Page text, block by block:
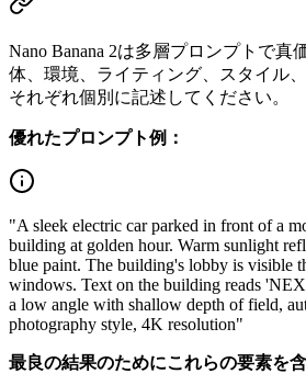
Nano Banana 2は多層プロンプトで真
体、環境、ライティング、スタイル
それぞれ個別に記述してください。
優れたプロンプト例：
"A sleek electric car parked in front of a
building at golden hour. Warm sunlight
blue paint. The building's lobby is visible
windows. Text on the building reads
a low angle with shallow depth of field,
photography style, 4K resolution"
最良の結果のためにこれらの要素を